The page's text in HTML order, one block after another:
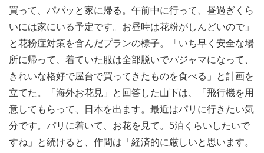
買って、パパッと家に帰る。午前中に行って、昼過ぎくら
いには家にいる予定です。お昼時は花粉がしんどいので」
と花粉症対策を含んだプランの様子。「いち早く安全な場
所に帰って、着ていた服は全部脱いでパジャマになって、
きれいな格好で屋台で買ってきたものを食べる」と計画を
立てた。「海外お花見」と回答した山下は、「飛行機を用
意してもらって、日本を出ます。最近はパリに行きたい気
分です。パリに着いて、お花を見て。5泊くらいしたいで
すね」と続けると、作間は「経済的に厳しいと思います。